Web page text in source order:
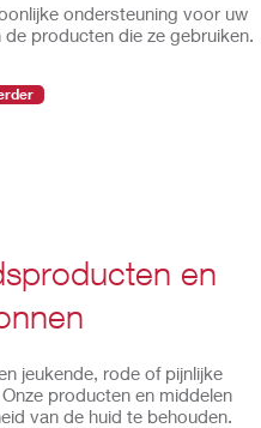
ondersteuning voor uw
producten die ze gebruiken.
en
jeukende, rode of pijnlijke
producten en middelen
van de huid te behouden.